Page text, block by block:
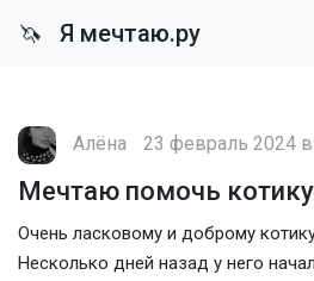
🦄 Я мечтаю.ру
Алёна 23 февраль 2024
Мечтаю помочь
Очень ласковому и доброму
Несколько дней назад у него